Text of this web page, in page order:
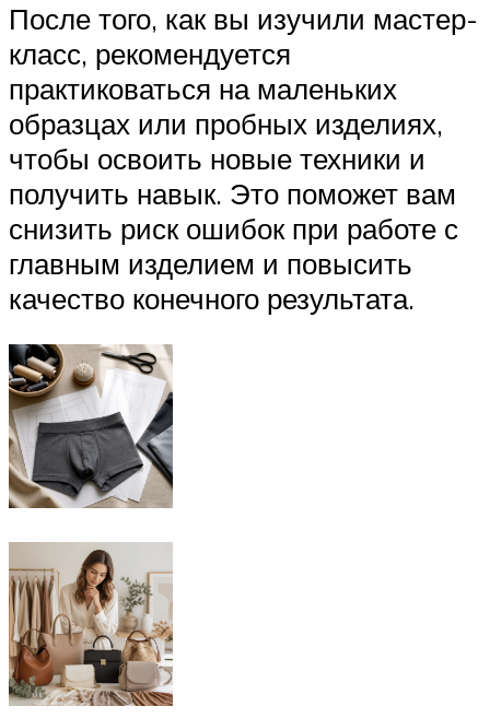
После того, как вы изучили мастер-
класс, рекомендуется
практиковаться на маленьких
образцах или пробных изделиях,
чтобы освоить новые техники и
получить навык. Это поможет вам
снизить риск ошибок при работе с
главным изделием и повысить
качество конечного результата.